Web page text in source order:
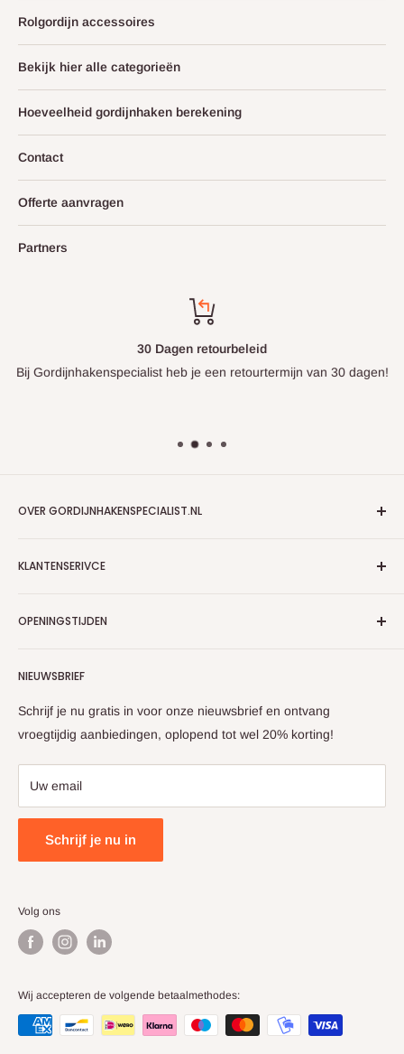
Rolgordijn accessoires
Bekijk hier alle categorieën
Hoeveelheid gordijnhaken berekening
Contact
Offerte aanvragen
Partners
30 Dagen retourbeleid
Bij Gordijnhakenspecialist heb je een retourtermijn van 30 dagen!
OVER GORDIJNHAKENSPECIALIST.NL
Algemene voorwaarden zakelijk
Partners
KLANTENSERIVCE
Verzendbeleid
Klachtenregeling
OPENINGSTIJDEN
09:00 - 17:00
KVK: 86251333
NIEUWSBRIEF
Schrijf je nu gratis in voor onze nieuwsbrief en ontvang
vroegtijdig aanbiedingen, oplopend tot wel 20% korting!
Uw email
Schrijf je nu in
Volg ons
Wij accepteren de volgende betaalmethodes: